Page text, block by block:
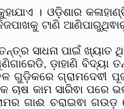
। ଓଡ଼ିଶାର
ଟାଣି
ସାଧନା ପାଇଁ ଖ୍ୟାତ
ଡ଼ାହାଣି ବିଦ୍ୟା
ଗ୍ରାମଦେଵୀ
ଚାଷ କାମ ସାରିଵା ପରେ
ଗାଈ ଚରାଇଵା